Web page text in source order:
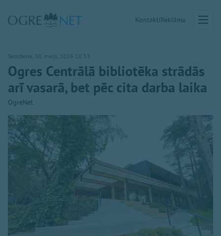
KontaktiReklāma
Sestdiena, 30. maijs, 2026 18:33
Ogres Centrālā bibliotēka strādās
arī vasarā, bet pēc cita darba laika
OgreNet